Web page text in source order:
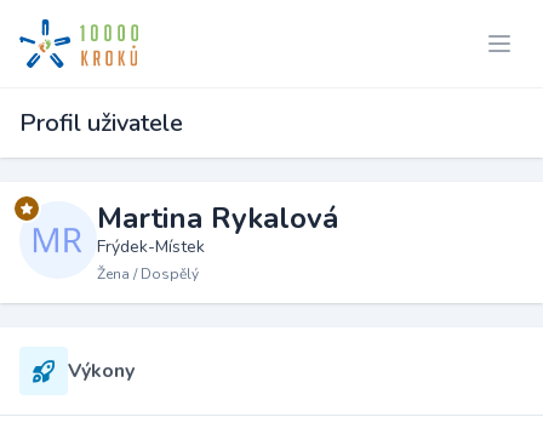
Profil uživatele
Martina Rykalová
Frýdek-Místek
Žena / Dospělý
Výkony